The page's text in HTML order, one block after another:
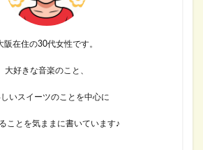
阪在住の30代女性です。
大好きな音楽のこと、
いスイーツのことを中心に
ことを気ままに書いています♪